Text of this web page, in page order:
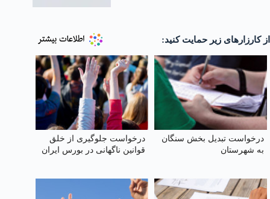
از کارزارهای زیر حمایت کنید:
درخواست تبدیل بخش سنگان
به شهرستان
درخواست جلوگیری از خلق
قوانین ناگهانی در بورس ایران